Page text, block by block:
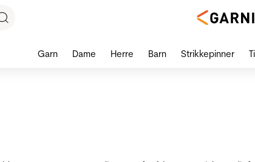
Garn Dame Herre Barn Strikkepinner